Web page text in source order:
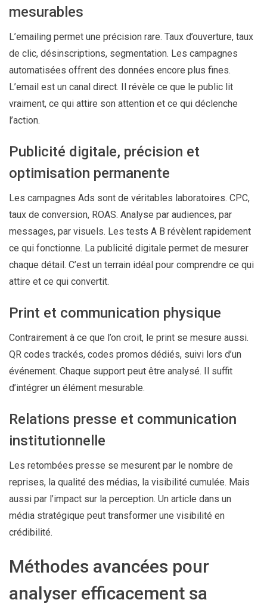
mesurables
L’emailing permet une précision rare. Taux d’ouverture, taux
de clic, désinscriptions, segmentation. Les campagnes
automatisées offrent des données encore plus fines.
L’email est un canal direct. Il révèle ce que le public lit
vraiment, ce qui attire son attention et ce qui déclenche
l’action.
Publicité digitale, précision et
optimisation permanente
Les campagnes Ads sont de véritables laboratoires. CPC,
taux de conversion, ROAS. Analyse par audiences, par
messages, par visuels. Les tests A B révèlent rapidement
ce qui fonctionne. La publicité digitale permet de mesurer
chaque détail. C’est un terrain idéal pour comprendre ce qui
attire et ce qui convertit.
Print et communication physique
Contrairement à ce que l’on croit, le print se mesure aussi.
QR codes trackés, codes promos dédiés, suivi lors d’un
événement. Chaque support peut être analysé. Il suffit
d’intégrer un élément mesurable.
Relations presse et communication
institutionnelle
Les retombées presse se mesurent par le nombre de
reprises, la qualité des médias, la visibilité cumulée. Mais
aussi par l’impact sur la perception. Un article dans un
média stratégique peut transformer une visibilité en
crédibilité.
Méthodes avancées pour
analyser efficacement sa